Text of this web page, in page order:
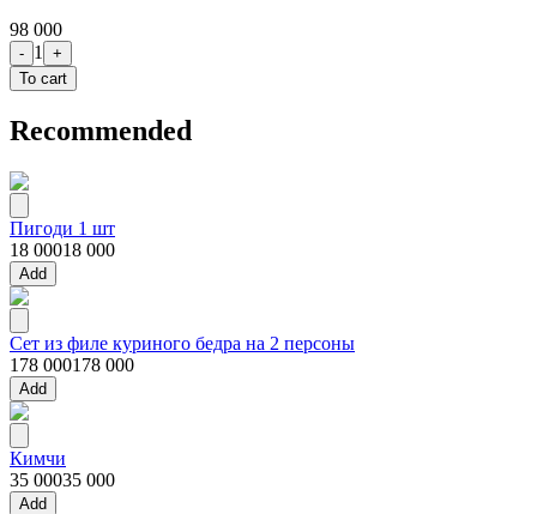
98 000
- 1
+
To cart
Recommended
Пигоди 1 шт
18 00018 000
Add
Сет из филе куриного бедра на 2 персоны
178 000178 000
Add
Кимчи
35 00035 000
Add